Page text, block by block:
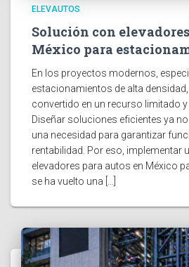
ELEVAUTOS
Solución con
México para
En los proyectos modernos,
estacionamientos de alta
convertido en un recurso limitado y
Diseñar soluciones eficientes ya
una necesidad para garantizar
rentabilidad. Por eso, implementar
elevadores para autos en México
se ha vuelto una […]